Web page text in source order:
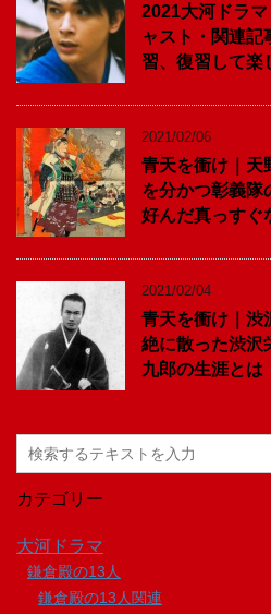
2021大河ドラ
ャスト・関連記
習、復習して楽
2021/02/06
青天を衝け｜天
を分かつ彰義隊
好んだ真っすぐ
2021/02/04
青天を衝け｜渋
絶に散った渋沢
九郎の生涯とは
カテゴリー
大河ドラマ
鎌倉殿の13人
鎌倉殿の13人関連